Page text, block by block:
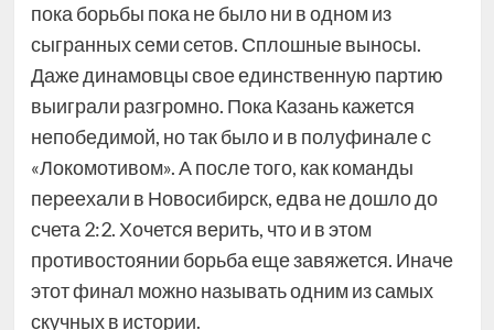
пока борьбы пока не было ни в одном из
сыгранных семи сетов. Сплошные выносы.
Даже динамовцы свое единственную партию
выиграли разгромно. Пока Казань кажется
непобедимой, но так было и в полуфинале с
«Локомотивом». А после того, как команды
переехали в Новосибирск, едва не дошло до
счета 2:2. Хочется верить, что и в этом
противостоянии борьба еще завяжется. Иначе
этот финал можно называть одним из самых
скучных в истории.